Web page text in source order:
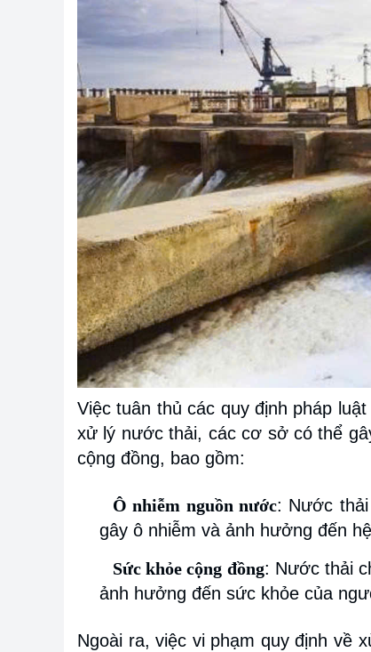
Việc tuân thủ các quy định pháp
xử lý nước thải, các cơ sở có thể
cộng đồng, bao gồm:
Ô nhiễm nguồn nước: Nước
gây ô nhiễm và ảnh hưởng đến
Sức khỏe cộng đồng: Nước thải
ảnh hưởng đến sức khỏe của
Ngoài ra, việc vi phạm quy định về